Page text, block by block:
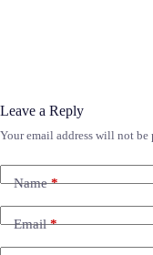
Leave a Reply
Your email address will not be
Name*
Email*